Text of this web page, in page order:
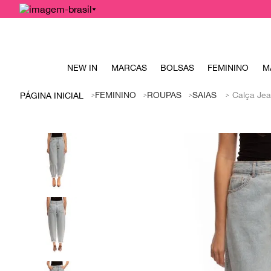
NEW IN MARCAS BOLSAS FEMININO
FEMININO ROUPAS SAIAS Calça